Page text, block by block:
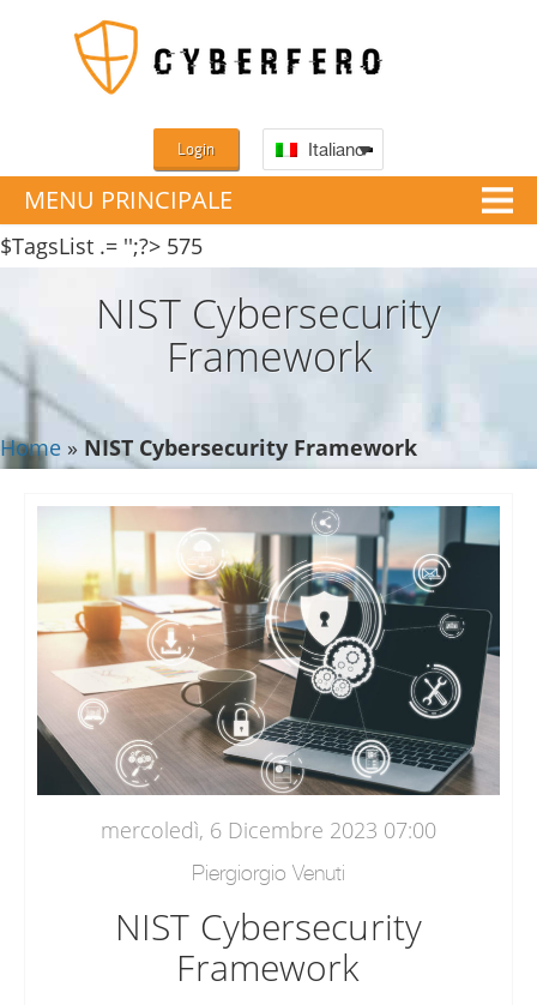
MENU PRINCIPALE
Login Italiano
$TagsList .= '';?>
NIST Cybersecurity
Framework
Home » NIST Cybersecurity Framework
mercoledì, 6 Dicembre 2023 07:00
Piergiorgio Venuti
NIST Cybersecurity
Framework
575